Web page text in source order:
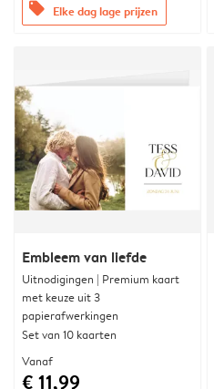
offers Elke dag lage prijzen
Embleem van liefde
Uitnodigingen | Premium kaart
met keuze uit 3
papierafwerkingen
Set van 10 kaarten
Vanaf
€ 11,99